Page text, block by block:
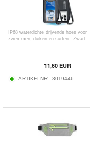
IP68 waterdichte drijvende hoes voor
zwemmen, duiken en surfen - Zwart
11,60EUR
ARTIKELNR.: 3019446